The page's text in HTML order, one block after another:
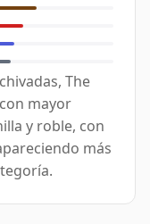
The
mayor
y roble, con
más